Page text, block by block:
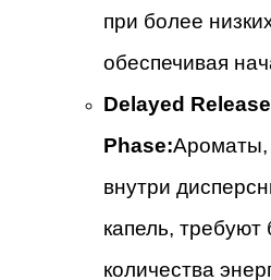
при более
обеспечивая
Delayed
Phase:Ароматы,
внутри
капель, требуют
количества